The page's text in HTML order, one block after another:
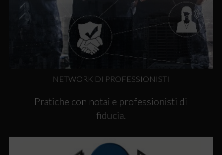
NETWORK DI PROFESSIONISTI
Pratiche con notai e professionisti di
fiducia.